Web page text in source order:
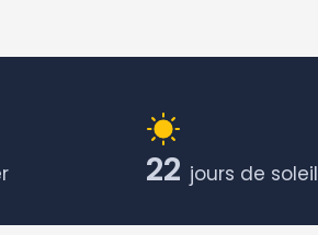
22 jours de soleil